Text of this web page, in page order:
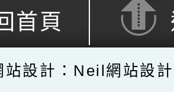
首頁
站設計：Neil網站設